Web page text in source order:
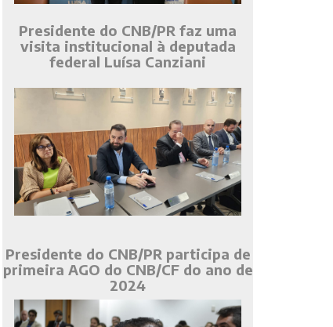
Presidente do CNB/PR faz uma
visita institucional à deputada
federal Luísa Canziani
Presidente do CNB/PR participa de
primeira AGO do CNB/CF do ano de
2024